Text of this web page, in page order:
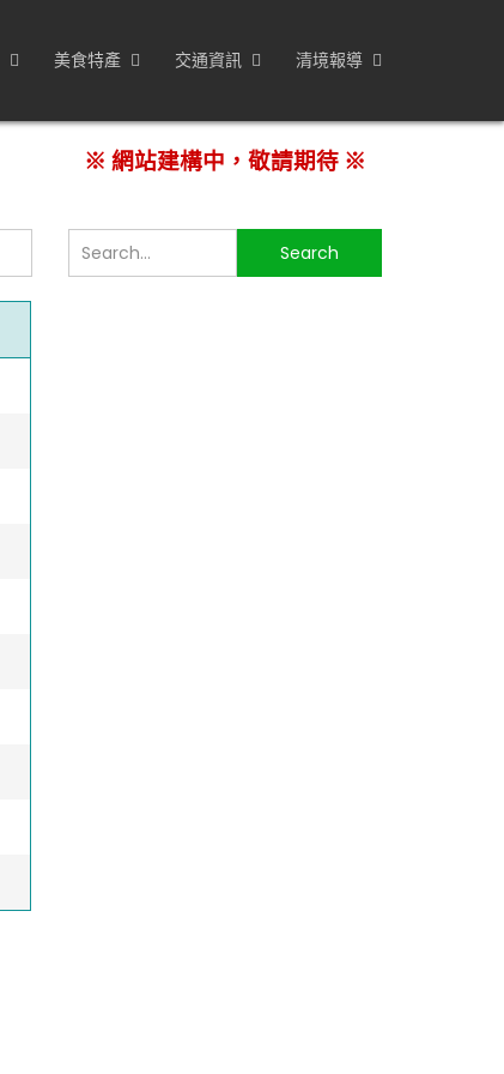
美食特產 交通資訊 清境報導
※ 網站建構中，敬請期待 ※
搜
尋...
Search